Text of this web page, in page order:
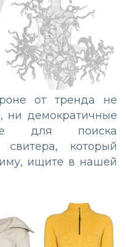
от тренда не
ни демократичные
для поиска
который
ищите в нашей